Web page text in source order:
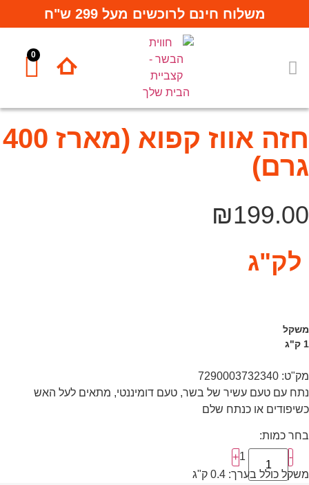
משלוח חינם לרוכשים מעל 299 ש"ח
0
חזה אווז קפוא (מארז 400
גרם)
₪199.00
לק"ג
משקל
1 ק"ג
מק"ט: 7290003732340
נתח עם טעם עשיר של בשר, טעם דומיננטי, מתאים לעל האש
כשיפודים או כנתח שלם
בחר כמות:
-
1
+
משקל כולל בערך: 0.4 ק"ג